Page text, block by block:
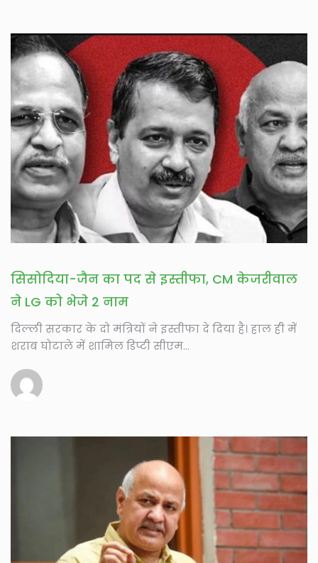
सिसोदिया-जैन का पद से इस्तीफा, CM केजरीवाल
ने LG को भेजे 2 नाम
दिल्ली सरकार के दो मंत्रियों ने इस्तीफा दे दिया है। हाल ही में
शराब घोटाले में शामिल डिप्टी सीएम...